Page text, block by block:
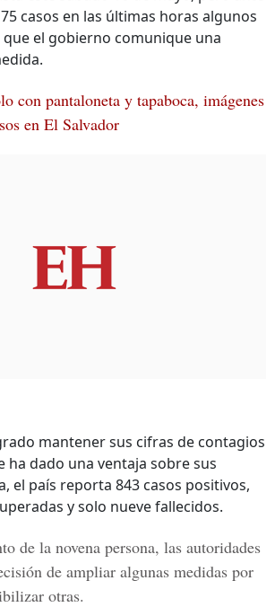
casos en las últimas horas algunos
el gobierno comunique una
con pantaloneta y tapaboca, imágenes
en El Salvador
mantener sus cifras de contagios
ha dado una ventaja sobre sus
el país reporta 843 casos positivos,
y solo nueve fallecidos.
de la novena persona, las autoridades
de ampliar algunas medidas por
otras.